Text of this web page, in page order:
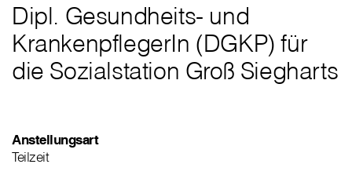
Dipl. Gesundheits- und
KrankenpflegerIn (DGKP) für
die Sozialstation Groß Siegharts
Anstellungsart
Teilzeit